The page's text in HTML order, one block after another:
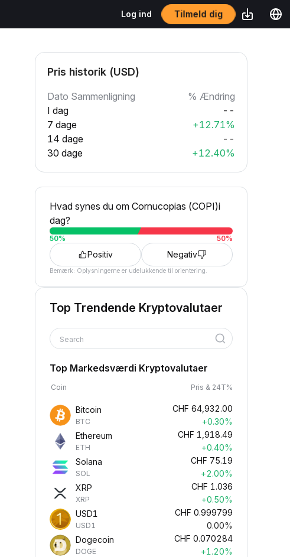
Log ind Tilmeld dig
Pris historik (USD)
Dato Sammenligning
% Ændring
I dag
--
7 dage
+12.71%
14 dage
--
30 dage
+12.40%
Hvad synes du om Cornucopias (COPI)i
dag?
50% 50%
Positiv Negativ
Bemærk: Oplysningerne er udelukkende til orientering.
Top Trendende Kryptovalutaer
Search
Top Markedsværdi Kryptovalutaer
Coin Pris & 24T%
Bitcoin
BTC
CHF 64,932.00
+0.30%
Ethereum
ETH
CHF 1,918.49
+0.40%
Solana
SOL
CHF 75.19
+2.00%
XRP
XRP
CHF 1.036
+0.50%
USD1
USD1
CHF 0.999799
0.00%
Dogecoin
DOGE
CHF 0.070284
+1.20%